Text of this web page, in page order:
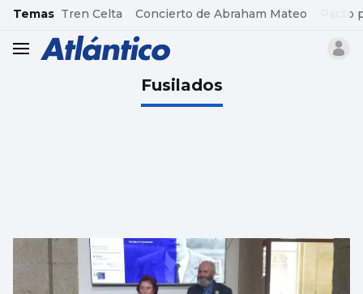
common.go-to-content
Temas Tren Celta Concierto de Abraham Mateo Pacto
header.menu.open
Fusilados